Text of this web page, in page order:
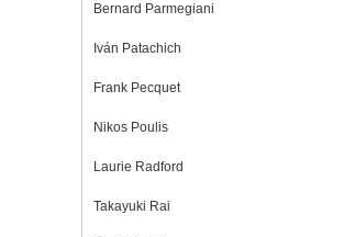
Bernard Parmegiani
Iván Patachich
Frank Pecquet
Nikos Poulis
Laurie Radford
Takayuki Rai